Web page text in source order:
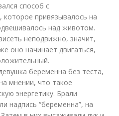
способ с
которое привязывалось на
над животом.
неподвижно, значит,
оно начинает двигаться,
беременна без теста,
мнении, что такое
энергетику. Брали
надпись “беременна”, на